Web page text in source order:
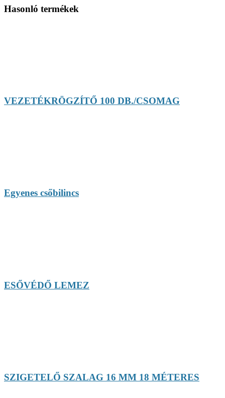
Hasonló termékek
VEZETÉKRÖGZÍTŐ 100 DB./CSOMAG
Egyenes csőbilincs
ESŐVÉDŐ LEMEZ
SZIGETELŐ SZALAG 16 MM 18 MÉTERES